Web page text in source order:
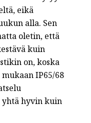
eikä
alla. Sen
oletin, että
kuin
on, koska
IP65/68
yhtä hyvin kuin